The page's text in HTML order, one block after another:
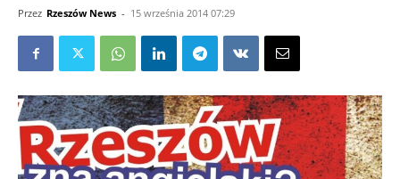
Przez Rzeszów News - 15 września 2014 07:29